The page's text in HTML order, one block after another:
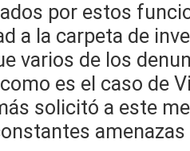
por estos
a la carpeta de
varios de los
es el caso de
solicitó a este